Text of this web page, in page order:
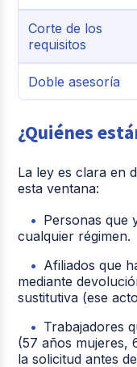
Corte de los
requisitos
Doble asesoría
¿Quiénes
La ley es clara en
esta ventana:
Personas que
cualquier régimen.
Afiliados que
mediante
sustitutiva (ese
Trabajadores
(57 años mujeres,
la solicitud antes